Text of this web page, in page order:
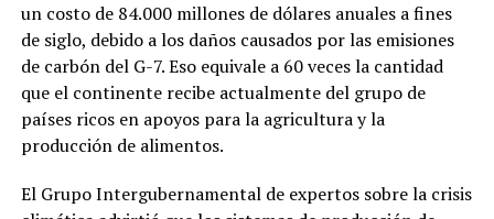
un costo de 84.000 millones de dólares anuales a fines
de siglo, debido a los daños causados por las emisiones
de carbón del G-7. Eso equivale a 60 veces la cantidad
que el continente recibe actualmente del grupo de
países ricos en apoyos para la agricultura y la
producción de alimentos.
El Grupo Intergubernamental de expertos sobre la crisis